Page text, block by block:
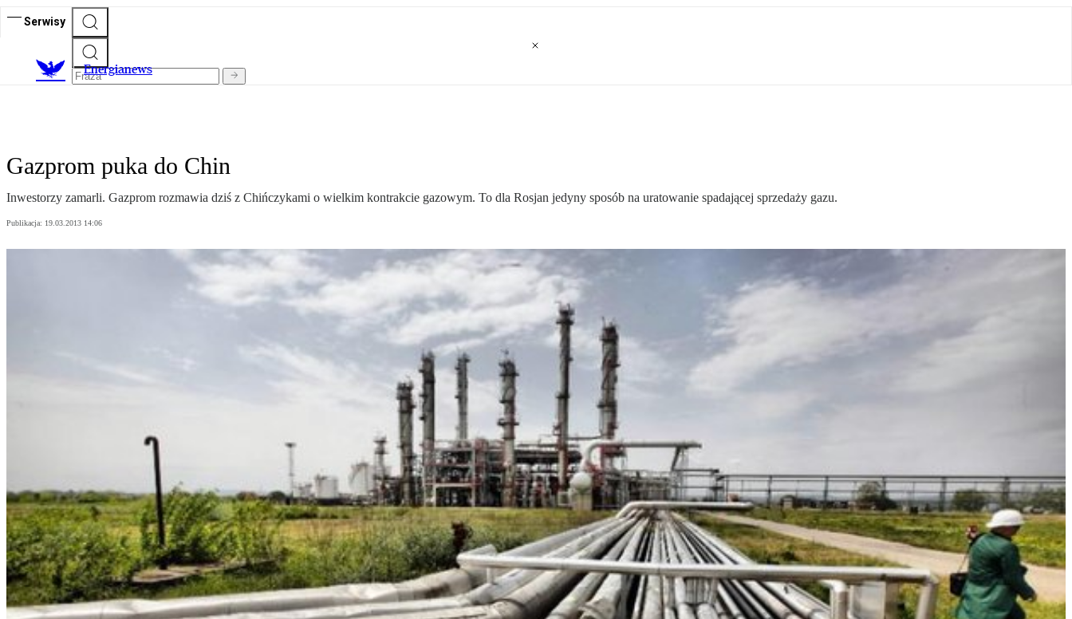
Serwisy
Energianews
Gazprom puka do Chin
Inwestorzy zamarli. Gazprom rozmawia dziś z Chińczykami o wielkim kontrakcie gazowym. To dla Rosjan jedyny sposób na uratowanie spadającej sprzedaży gazu.
Publikacja: 19.03.2013 14:06